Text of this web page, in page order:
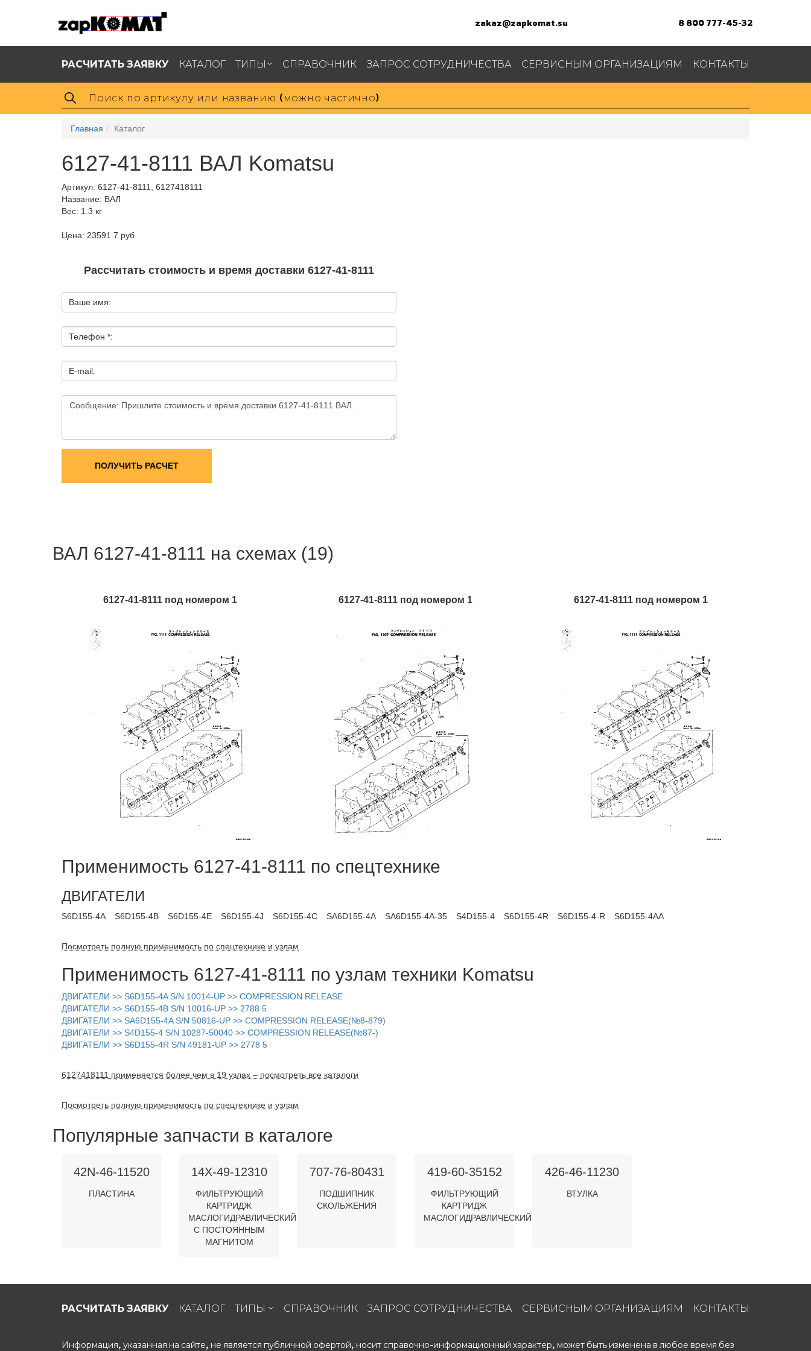
zakaz@zapkomat.su 8 800 777-45-32
РАСЧИТАТЬ ЗАЯВКУ КАТАЛОГ ТИПЫ СПРАВОЧНИК ЗАПРОС СОТРУДНИЧЕСТВА СЕРВИСНЫМ ОРГАНИЗАЦИЯМ КОНТАКТЫ
Главная Каталог
6127-41-8111 ВАЛ Komatsu
Артикул: 6127-41-8111, 6127418111
Название: ВАЛ
Вес: 1.3 кг
Цена: 23591.7 руб.
Рассчитать стоимость и время доставки 6127-41-8111
Ваше имя:
Телефон *:
E-mail:
ПОЛУЧИТЬ РАСЧЕТ
ВАЛ 6127-41-8111 на схемах (19)
6127-41-8111 под номером 1 6127-41-8111 под номером 1 6127-41-8111 под номером 1
Применимость 6127-41-8111 по спецтехнике
ДВИГАТЕЛИ
S6D155-4A S6D155-4B S6D155-4E S6D155-4J S6D155-4C SA6D155-4A SA6D155-4A-35 S4D155-4 S6D155-4R S6D155-4-R S6D155-4AA
Посмотреть полную применимость по спецтехнике и узлам
Применимость 6127-41-8111 по узлам техники Komatsu
ДВИГАТЕЛИ >> S6D155-4A S/N 10014-UP >> COMPRESSION RELEASE
ДВИГАТЕЛИ >> S6D155-4B S/N 10016-UP >> 2788 5
ДВИГАТЕЛИ >> SA6D155-4A S/N 50816-UP >> COMPRESSION RELEASE(№8-879)
ДВИГАТЕЛИ >> S4D155-4 S/N 10287-50040 >> COMPRESSION RELEASE(№87-)
ДВИГАТЕЛИ >> S6D155-4R S/N 49181-UP >> 2778 5
6127418111 применяется более чем в 19 узлах – посмотреть все каталоги
Посмотреть полную применимость по спецтехнике и узлам
Популярные запчасти в каталоге
42N-46-11520
ПЛАСТИНА
14X-49-12310
ФИЛЬТРУЮЩИЙ
КАРТРИДЖ
МАСЛОГИДРАВЛИЧЕСКИЙ
С ПОСТОЯННЫМ
МАГНИТОМ
707-76-80431
ПОДШИПНИК
СКОЛЬЖЕНИЯ
419-60-35152
ФИЛЬТРУЮЩИЙ
КАРТРИДЖ
МАСЛОГИДРАВЛИЧЕСКИЙ
426-46-11230
ВТУЛКА
РАСЧИТАТЬ ЗАЯВКУ КАТАЛОГ ТИПЫ СПРАВОЧНИК ЗАПРОС СОТРУДНИЧЕСТВА СЕРВИСНЫМ ОРГАНИЗАЦИЯМ КОНТАКТЫ
Информация, указанная на сайте, не является публичной офертой, носит справочно-информационный характер, может быть изменена в любое время без